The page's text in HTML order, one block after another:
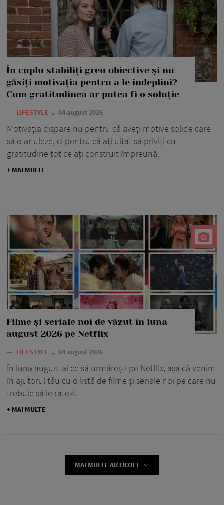
În cuplu stabiliți greu obiective și nu
găsiți motivația pentru a le îndeplini?
Cum gratitudinea ar putea fi o soluție
— LIFESTYLE 04 august 2026
Motivația dispare nu pentru că aveți motive solide care
să o anuleze, ci pentru că ați uitat să priviți cu
gratitudine tot ce ați construit împreună.
+ MAI MULTE
Filme și seriale noi de văzut în luna
august 2026 pe Netflix
— LIFESTYLE 04 august 2026
În luna august ai ce să urmărești pe Netflix, așa că venim
în ajutorul tău cu o listă de filme și seriale noi pe care nu
trebuie să le ratezi.
+ MAI MULTE
MAI MULTE ARTICOLE